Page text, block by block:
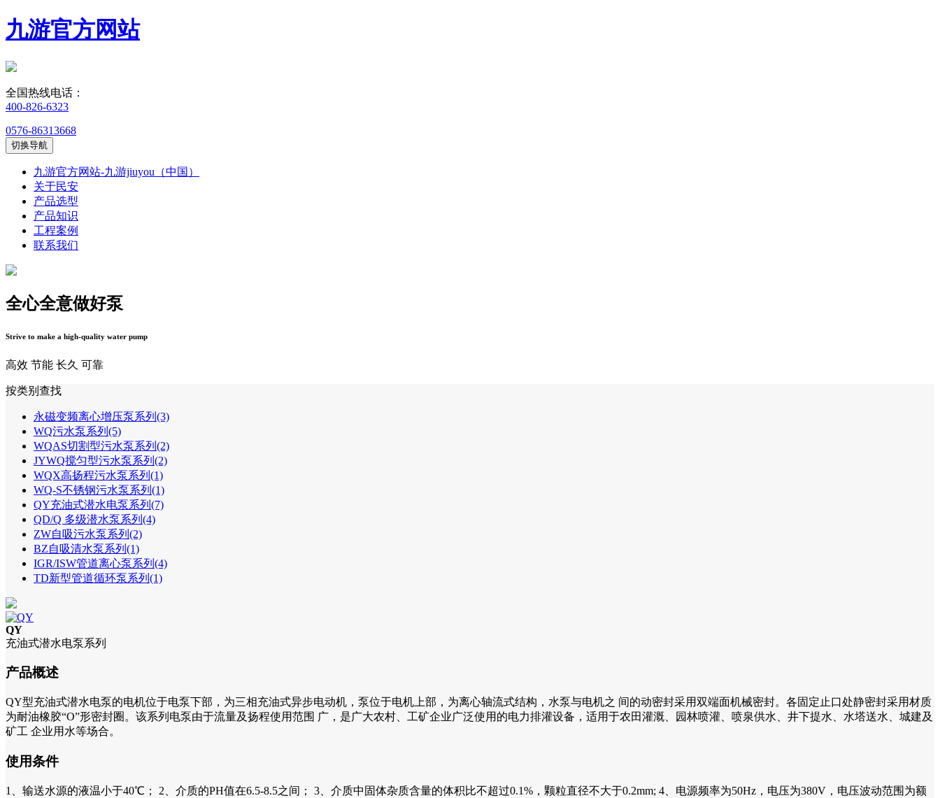
九游官方网站
全国热线电话：
400-826-6323
0576-86313668
切换导航
九游官方网站-九游jiuyou（中国）
关于民安
产品选型
产品知识
工程案例
联系我们
全心全意做好泵
Strive to make a high-quality water pump
高效 节能 长久 可靠
按类别查找
永磁变频离心增压泵系列(3)
WQ污水泵系列(5)
WQAS切割型污水泵系列(2)
JYWQ搅匀型污水泵系列(2)
WQX高扬程污水泵系列(1)
WQ-S不锈钢污水泵系列(1)
QY充油式潜水电泵系列(7)
QD/Q 多级潜水泵系列(4)
ZW自吸污水泵系列(2)
BZ自吸清水泵系列(1)
IGR/ISW管道离心泵系列(4)
TD新型管道循环泵系列(1)
QY
充油式潜水电泵系列
产品概述
QY型充油式潜水电泵的电机位于电泵下部，为三相充油式异步电动机，泵位于电机上部，为离心轴流式结构，水泵与电机之 间的动密封采用双端面机械密封。各固定止口处静密封采用材质
为耐油橡胶“O”形密封圈。该系列电泵由于流量及扬程使用范围 广，是广大农村、工矿企业广泛使用的电力排灌设备，适用于农田灌溉、园林喷灌、喷泉供水、井下提水、水塔送水、城建及
矿工 企业用水等场合。
使用条件
1、输送水源的液温小于40℃； 2、介质的PH值在6.5-8.5之间； 3、介质中固体杂质含量的体积比不超过0.1%，颗粒直径不大于0.2mm; 4、电源频率为50Hz，电压为380V，电压波动范围为额